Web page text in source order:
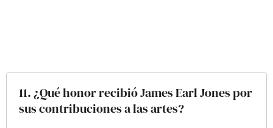
11. ¿Qué honor recibió James Earl Jones por
sus contribuciones a las artes?